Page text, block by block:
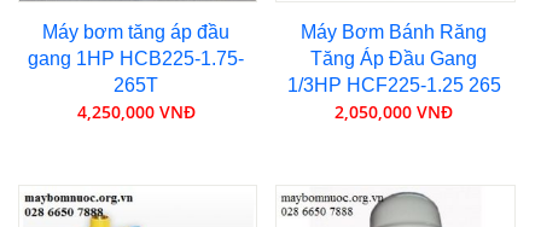
Máy bơm tăng áp đầu
gang 1HP HCB225-1.75-
265T
4,250,000 VNĐ
Máy Bơm Bánh Răng
Tăng Áp Đầu Gang
1/3HP HCF225-1.25 265
2,050,000 VNĐ